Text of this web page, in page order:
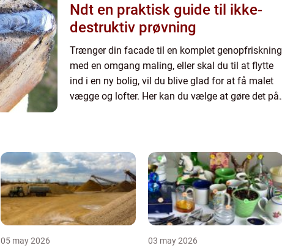
Ndt en praktisk guide til ikke-
destruktiv prøvning
Trænger din facade til en komplet genopfriskning
med en omgang maling, eller skal du til at flytte
ind i en ny bolig, vil du blive glad for at få malet
vægge og lofter. Her kan du vælge at gøre det på
05 may 2026 03 may 2026